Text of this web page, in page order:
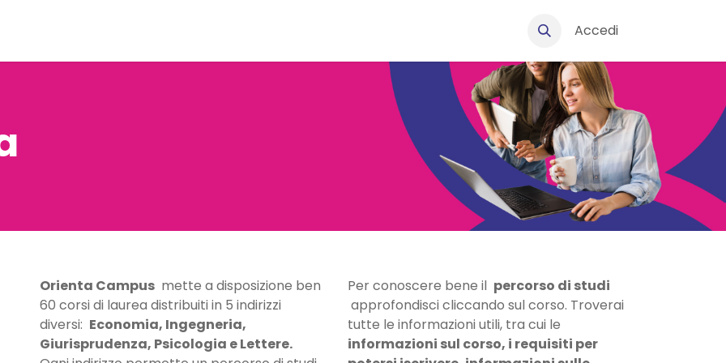
L8 - Ingegneria informatica e dell’automazione - Curriculum
Accedi
Orienta Campus mette a disposizione ben
60 corsi di laurea distribuiti in 5 indirizzi
diversi: Economia, Ingegneria,
Giurisprudenza, Psicologia e Lettere.
Per conoscere bene il percorso di studi
approfondisci cliccando sul corso. Troverai
tutte le informazioni utili, tra cui le
informazioni sul corso, i requisiti per